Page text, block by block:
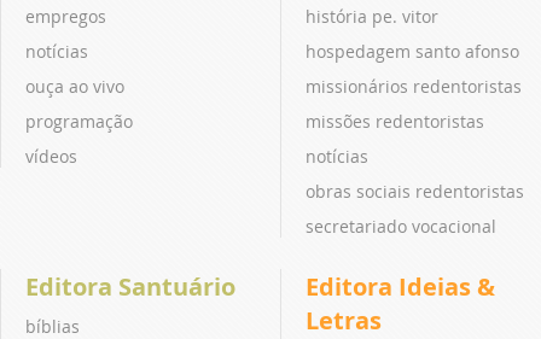
empregos
notícias
ouça ao vivo
programação
vídeos
história pe. vitor
hospedagem santo afonso
missionários redentoristas
missões redentoristas
notícias
obras sociais redentoristas
secretariado vocacional
Editora Santuário
bíblias
Editora Ideias &
Letras